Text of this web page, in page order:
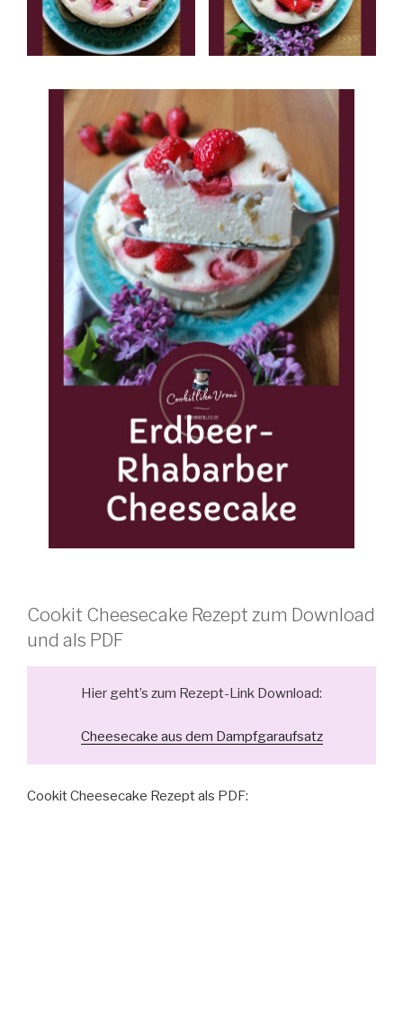
Cookit Cheesecake Rezept zum Download
und als PDF
Hier geht’s zum Rezept-Link Download:
Cheesecake aus dem Dampfgaraufsatz
Cookit Cheesecake Rezept als PDF: